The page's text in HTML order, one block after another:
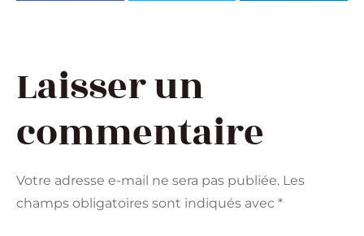
Laisser un
commentaire
Votre adresse e-mail ne sera pas publiée. Les
champs obligatoires sont indiqués avec *